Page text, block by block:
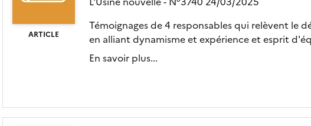
ARTICLE
Témoignages de 4 responsables qui relèvent le
en alliant dynamisme et expérience et esprit
En savoir plus...